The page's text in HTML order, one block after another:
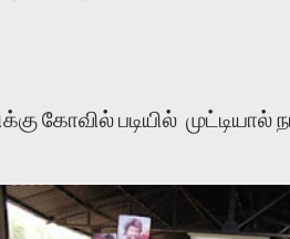
கோவில் படியில் முட்டியால்